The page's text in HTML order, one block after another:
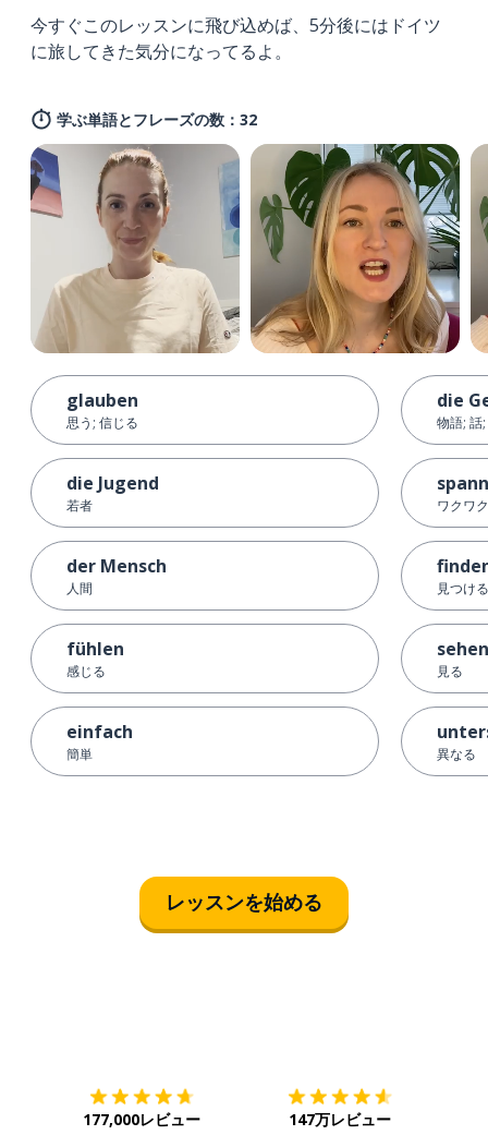
今すぐこのレッスンに飛び込めば、5分後にはドイツ
に旅してきた気分になってるよ。
学ぶ単語とフレーズの数：32
glauben
思う; 信じる
die Jugend
若者
der Mensch
人間
fühlen
感じる
einfach
簡単
die
物語; 話
ワクワ
見つけ
sehen
見る
異なる
レッスンを始める
177,000レビュー 147万レビュー